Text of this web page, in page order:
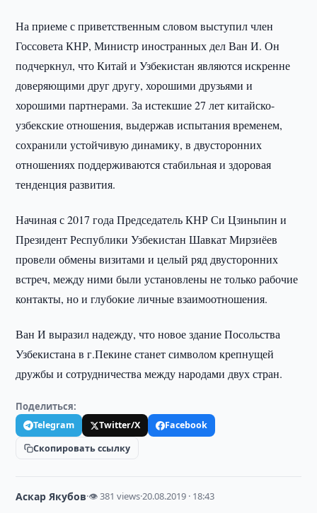
На приеме с приветственным словом выступил член
Госсовета КНР, Министр иностранных дел Ван И. Он
подчеркнул, что Китай и Узбекистан являются искренне
доверяющими друг другу, хорошими друзьями и
хорошими партнерами. За истекшие 27 лет китайско-
узбекские отношения, выдержав испытания временем,
сохранили устойчивую динамику, в двусторонних
отношениях поддерживаются стабильная и здоровая
тенденция развития.
Начиная с 2017 года Председатель КНР Си Цзиньпин и
Президент Республики Узбекистан Шавкат Мирзиёев
провели обмены визитами и целый ряд двусторонних
встреч, между ними были установлены не только рабочие
контакты, но и глубокие личные взаимоотношения.
Ван И выразил надежду, что новое здание Посольства
Узбекистана в г.Пекине станет символом крепнущей
дружбы и сотрудничества между народами двух стран.
Поделиться:
Telegram Twitter/X
Facebook
Скопировать ссылку
Аскар Якубов·👁 381 views·20.08.2019 · 18:43